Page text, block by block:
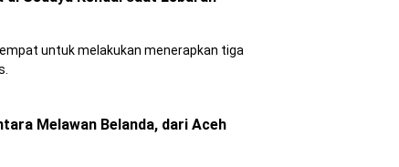
untuk melakukan menerapkan tiga
Melawan Belanda, dari Aceh